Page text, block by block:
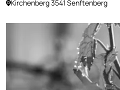
Kirchenberg 3541 Senftenberg